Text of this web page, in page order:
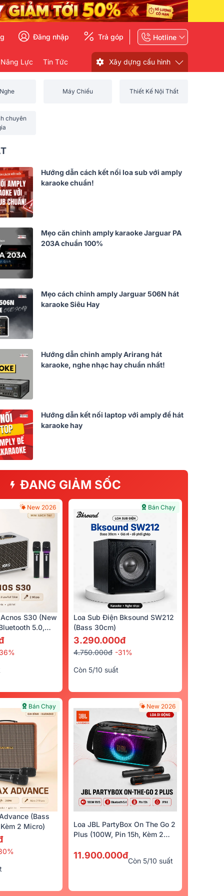
Đăng nhập Trả góp Hotline
Lực Tin Tức Xây dựng cấu hình
Máy Chiếu Thiết Kế Nội Thất
chuyên
Hướng dẫn cách kết nối loa sub với amply
karaoke chuẩn!
Mẹo căn chỉnh amply karaoke Jarguar PA
203A chuẩn 100%
Mẹo cách chỉnh amply Jarguar 506N hát
karaoke Siêu Hay
Hướng dẫn chỉnh amply Arirang hát
karaoke, nghe nhạc hay chuẩn nhất!
Hướng dẫn kết nối laptop với amply để hát
karaoke hay
ĐANG GIẢM SỐC
New 2026
S30 (New
5.0,
Bán Chạy
Loa Sub Điện Bksound SW212
(bass 30cm)
3.290.000đ
4.750.000đ -31%
Còn 5/10 suất
Bán Chạy
(Bass
2 Micro)
New 2026
Loa JBL PartyBox On The Go 2
Plus (100W, Pin 15h, Kèm 2
11.900.000đ
Còn 5/10 suất